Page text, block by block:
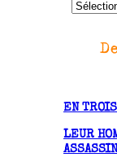
A
v
s
EN TROIS
LEUR